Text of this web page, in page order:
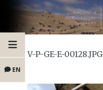
EN
V-P-GE-E-00128.JPG